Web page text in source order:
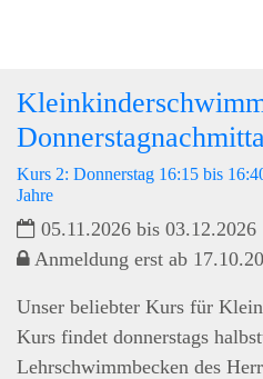
Kurs 2: Donnerstag 16:15 bis
Jahre
05.11.2026 bis 03.12.2026
Anmeldung erst ab
Unser beliebter Kurs für
Kurs findet donnerstags
Lehrschwimmbecken des